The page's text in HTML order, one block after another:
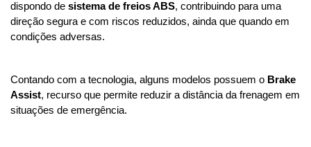
dispondo de sistema de freios ABS, contribuindo para uma
direção segura e com riscos reduzidos, ainda que quando em
condições adversas.
Contando com a tecnologia, alguns modelos possuem o Brake
Assist, recurso que permite reduzir a distância da frenagem em
situações de emergência.